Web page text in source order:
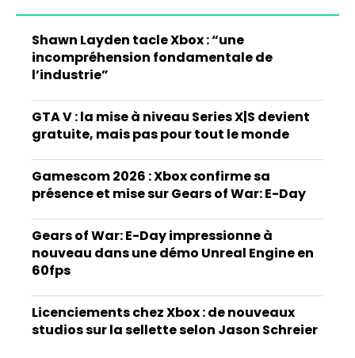
Shawn Layden tacle Xbox : “une
incompréhension fondamentale de
l’industrie”
GTA V : la mise à niveau Series X|S devient
gratuite, mais pas pour tout le monde
Gamescom 2026 : Xbox confirme sa
présence et mise sur Gears of War: E-Day
Gears of War: E-Day impressionne à
nouveau dans une démo Unreal Engine en
60fps
Licenciements chez Xbox : de nouveaux
studios sur la sellette selon Jason Schreier